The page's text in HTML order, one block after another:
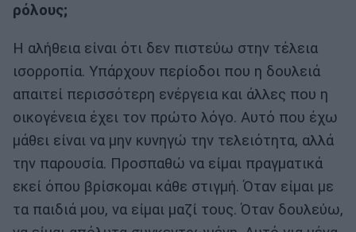
ρόλους;
Η αλήθεια είναι ότι δεν πιστεύω στην τέλεια
ισορροπία. Υπάρχουν περίοδοι που η δουλειά
απαιτεί περισσότερη ενέργεια και άλλες που η
οικογένεια έχει τον πρώτο λόγο. Αυτό που έχω
μάθει είναι να μην κυνηγώ την τελειότητα, αλλά
την παρουσία. Προσπαθώ να είμαι πραγματικά
εκεί όπου βρίσκομαι κάθε στιγμή. Όταν είμαι με
τα παιδιά μου, να είμαι μαζί τους. Όταν δουλεύω,